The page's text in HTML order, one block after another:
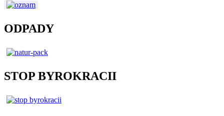
ODPADY
STOP BYROKRACII